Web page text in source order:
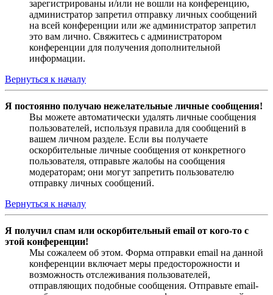
зарегистрированы и/или не вошли на конференцию,
администратор запретил отправку личных сообщений
на всей конференции или же администратор запретил
это вам лично. Свяжитесь с администратором
конференции для получения дополнительной
информации.
Вернуться к началу
Я постоянно получаю нежелательные личные сообщения!
Вы можете автоматически удалять личные сообщения
пользователей, используя правила для сообщений в
вашем личном разделе. Если вы получаете
оскорбительные личные сообщения от конкретного
пользователя, отправьте жалобы на сообщения
модераторам; они могут запретить пользователю
отправку личных сообщений.
Вернуться к началу
Я получил спам или оскорбительный email от кого-то с
этой конференции!
Мы сожалеем об этом. Форма отправки email на данной
конференции включает меры предосторожности и
возможность отслеживания пользователей,
отправляющих подобные сообщения. Отправьте email-